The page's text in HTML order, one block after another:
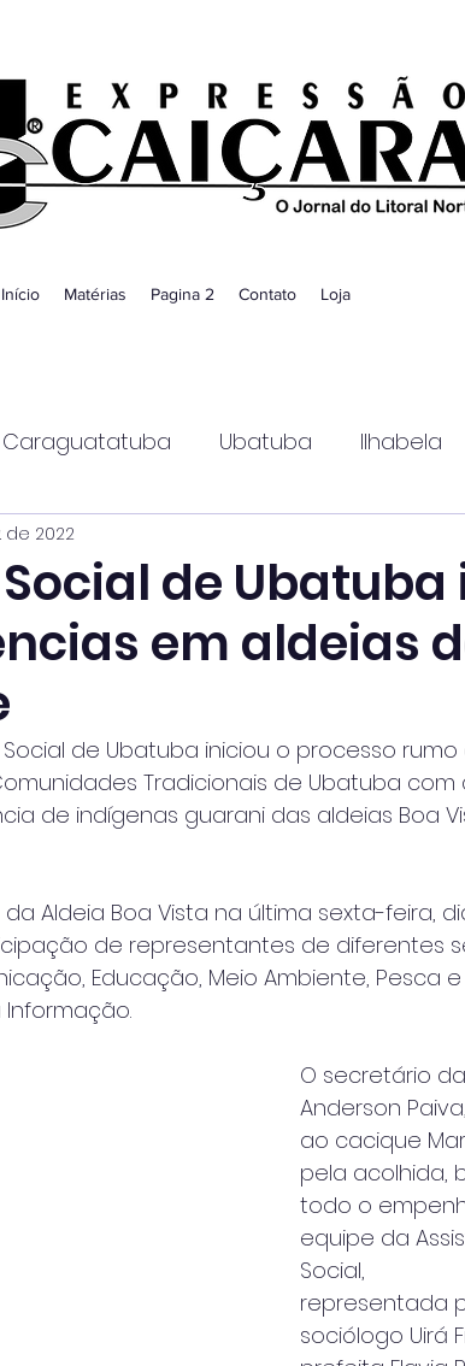
Início Matérias Pagina 2 Contato Loja
Caraguatatuba Ubatuba Ilhabela
de Ubatuba
em aldeias
de 2022
de Ubatuba iniciou o processo rumo
Tradicionais de Ubatuba com
de indígenas guarani das aldeias Boa
Aldeia Boa Vista na última sexta-feira, dia
de representantes de diferentes
Educação, Meio Ambiente, Pesca e
O secretário
Anderson
ao cacique
pela acolhida,
todo o
equipe da
Social,
representada
sociólogo Uirá